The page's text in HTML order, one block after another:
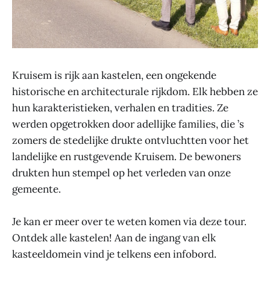
Kruisem is rijk aan kastelen, een ongekende
historische en architecturale rijkdom. Elk hebben ze
hun karakteristieken, verhalen en tradities. Ze
werden opgetrokken door adellijke families, die ’s
zomers de stedelijke drukte ontvluchtten voor het
landelijke en rustgevende Kruisem. De bewoners
drukten hun stempel op het verleden van onze
gemeente.
Je kan er meer over te weten komen via deze tour.
Ontdek alle kastelen! Aan de ingang van elk
kasteeldomein vind je telkens een infobord.